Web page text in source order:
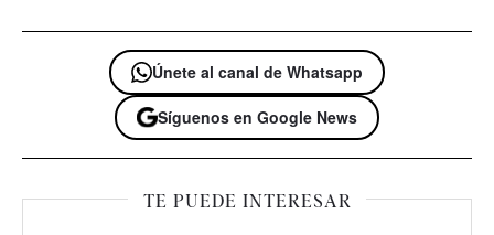
Únete al canal de Whatsapp
Síguenos en Google News
TE PUEDE INTERESAR